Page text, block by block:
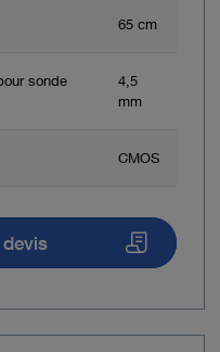
65 cm
sonde
4,5
mm
CMOS